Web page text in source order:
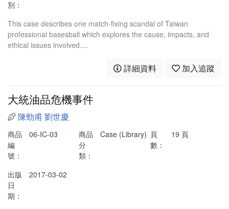
別：
This case describes one match-fixing scandal of Taiwan
professional basesball which explores the cause, impacts, and
ethical issues involved....
詳細資料 加入追蹤
大統油品危機事件
陳勁甫劉世慶
商品
編
號：
06-IC-03
商品
分
類：
Case (Library) 頁
數：
19 頁
出版
日
期：
2017-03-02